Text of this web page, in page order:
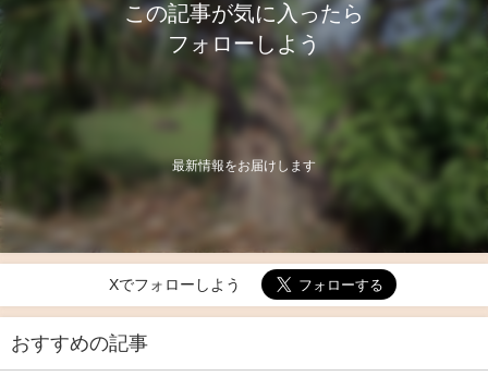
この記事が気に入ったら
フォローしよう
最新情報をお届けします
Xでフォローしよう
おすすめの記事